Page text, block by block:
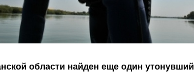
области найден еще один утонувший